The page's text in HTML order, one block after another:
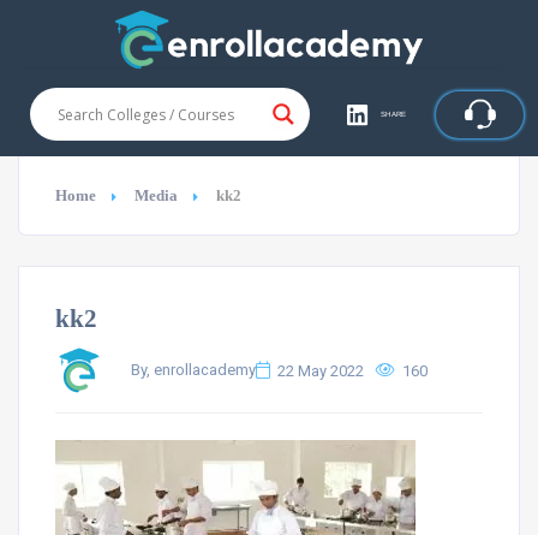
SHARE
Home Media kk2
kk2
By, enrollacademy 22 May 2022 160